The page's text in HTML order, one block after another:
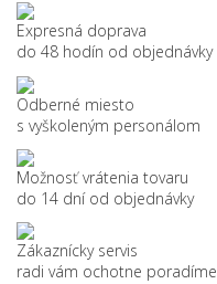
Expresná doprava
do 48 hodín od objednávky
Odberné miesto
s vyškoleným personálom
Možnosť vrátenia tovaru
do 14 dní od objednávky
Zákaznícky servis
radi vám ochotne poradíme